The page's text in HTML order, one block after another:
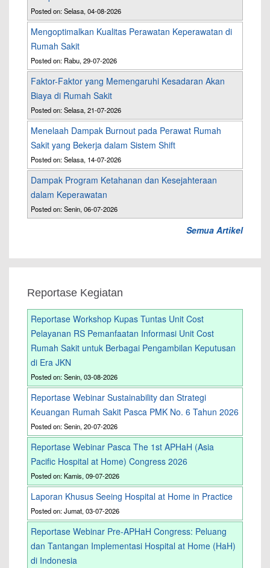
Posted on: Selasa, 04-08-2026
Mengoptimalkan Kualitas Perawatan Keperawatan di
Rumah Sakit
Posted on: Rabu, 29-07-2026
Faktor-Faktor yang Memengaruhi Kesadaran Akan
Biaya di Rumah Sakit
Posted on: Selasa, 21-07-2026
Menelaah Dampak Burnout pada Perawat Rumah
Sakit yang Bekerja dalam Sistem Shift
Posted on: Selasa, 14-07-2026
Dampak Program Ketahanan dan Kesejahteraan
dalam Keperawatan
Posted on: Senin, 06-07-2026
Semua Artikel
Reportase Kegiatan
Reportase Workshop Kupas Tuntas Unit Cost
Pelayanan RS Pemanfaatan Informasi Unit Cost
Rumah Sakit untuk Berbagai Pengambilan Keputusan
di Era JKN
Posted on: Senin, 03-08-2026
Reportase Webinar Sustainability dan Strategi
Keuangan Rumah Sakit Pasca PMK No. 6 Tahun 2026
Posted on: Senin, 20-07-2026
Reportase Webinar Pasca The 1st APHaH (Asia
Pacific Hospital at Home) Congress 2026
Posted on: Kamis, 09-07-2026
Laporan Khusus Seeing Hospital at Home in Practice
Posted on: Jumat, 03-07-2026
Reportase Webinar Pre-APHaH Congress: Peluang
dan Tantangan Implementasi Hospital at Home (HaH)
di Indonesia